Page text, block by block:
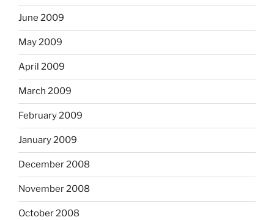
June 2009
May 2009
April 2009
March 2009
February 2009
January 2009
December 2008
November 2008
October 2008